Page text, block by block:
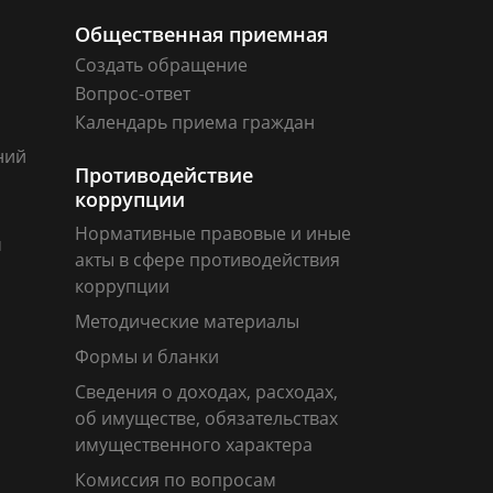
Общественная приемная
Создать обращение
Вопрос-ответ
Календарь приема граждан
Противодействие
коррупции
Нормативные правовые и иные
акты в сфере противодействия
коррупции
Методические материалы
Формы и бланки
Сведения о доходах, расходах,
об имуществе, обязательствах
имущественного характера
Комиссия по вопросам